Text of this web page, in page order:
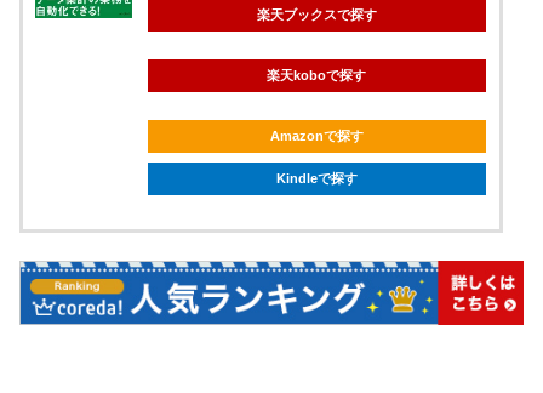
楽天ブックスで探す
楽天koboで探す
Amazonで探す
Kindleで探す